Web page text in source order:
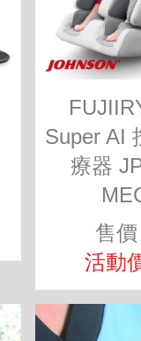
Super AI
療器
售
活動